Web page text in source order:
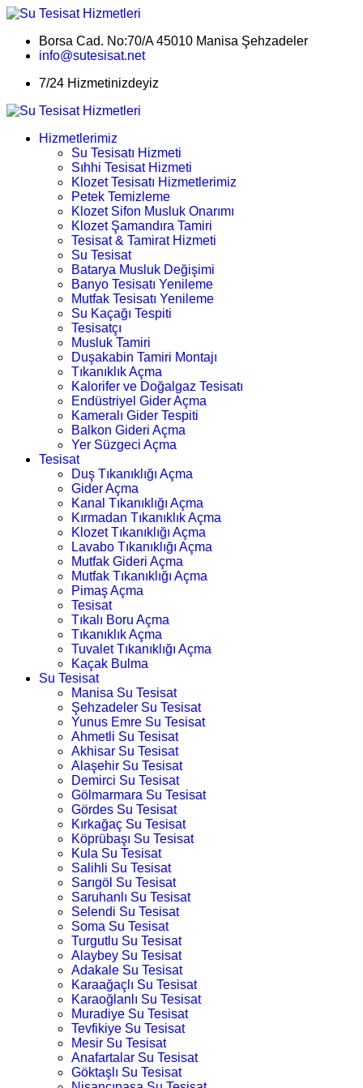
Borsa Cad. No:70/A 45010 Manisa Şehzadeler
info@sutesisat.net
7/24 Hizmetinizdeyiz
Hizmetlerimiz
Su Tesisatı Hizmeti
Sıhhi Tesisat Hizmeti
Klozet Tesisatı Hizmetlerimiz
Petek Temizleme
Klozet Sifon Musluk Onarımı
Klozet Şamandıra Tamiri
Tesisat & Tamirat Hizmeti
Su Tesisat
Batarya Musluk Değişimi
Banyo Tesisatı Yenileme
Mutfak Tesisatı Yenileme
Su Kaçağı Tespiti
Tesisatçı
Musluk Tamiri
Duşakabin Tamiri Montajı
Tıkanıklık Açma
Kalorifer ve Doğalgaz Tesisatı
Endüstriyel Gider Açma
Kameralı Gider Tespiti
Balkon Gideri Açma
Yer Süzgeci Açma
Tesisat
Duş Tıkanıklığı Açma
Gider Açma
Kanal Tıkanıklığı Açma
Kırmadan Tıkanıklık Açma
Klozet Tıkanıklığı Açma
Lavabo Tıkanıklığı Açma
Mutfak Gideri Açma
Mutfak Tıkanıklığı Açma
Pimaş Açma
Tesisat
Tıkalı Boru Açma
Tıkanıklık Açma
Tuvalet Tıkanıklığı Açma
Kaçak Bulma
Su Tesisat
Manisa Su Tesisat
Şehzadeler Su Tesisat
Yunus Emre Su Tesisat
Ahmetli Su Tesisat
Akhisar Su Tesisat
Alaşehir Su Tesisat
Demirci Su Tesisat
Gölmarmara Su Tesisat
Gördes Su Tesisat
Kırkağaç Su Tesisat
Köprübaşı Su Tesisat
Kula Su Tesisat
Salihli Su Tesisat
Sarıgöl Su Tesisat
Saruhanlı Su Tesisat
Selendi Su Tesisat
Soma Su Tesisat
Turgutlu Su Tesisat
Alaybey Su Tesisat
Adakale Su Tesisat
Karaağaçlı Su Tesisat
Karaoğlanlı Su Tesisat
Muradiye Su Tesisat
Tevfikiye Su Tesisat
Mesir Su Tesisat
Anafartalar Su Tesisat
Göktaşlı Su Tesisat